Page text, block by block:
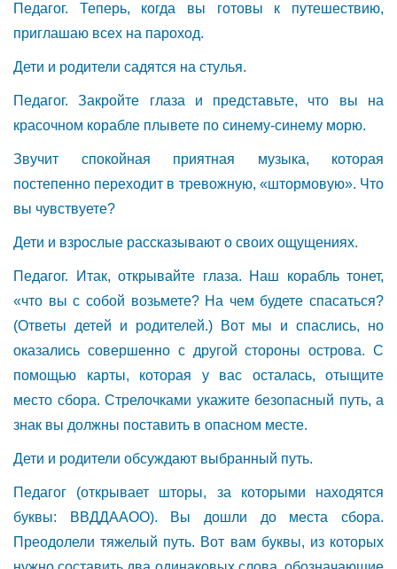
Педагог. Теперь, когда вы готовы к путешествию,
приглашаю всех на пароход.
Дети и родители садятся на стулья.
Педагог. Закройте глаза и представьте, что вы на
красочном корабле плывете по синему-синему морю.
Звучит спокойная приятная музыка, которая
постепенно переходит в тревожную, «штормовую». Что
вы чувствуете?
Дети и взрослые рассказывают о своих ощущениях.
Педагог. Итак, открывайте глаза. Наш корабль тонет,
«что вы с собой возьмете? На чем будете спасаться?
(Ответы детей и родителей.) Вот мы и спаслись, но
оказались совершенно с другой стороны острова. С
помощью карты, которая у вас осталась, отыщите
место сбора. Стрелочками укажите безопасный путь, а
знак вы должны поставить в опасном месте.
Дети и родители обсуждают выбранный путь.
Педагог (открывает шторы, за которыми находятся
буквы: ВВДДААОО). Вы дошли до места сбора.
Преодолели тяжелый путь. Вот вам буквы, из которых